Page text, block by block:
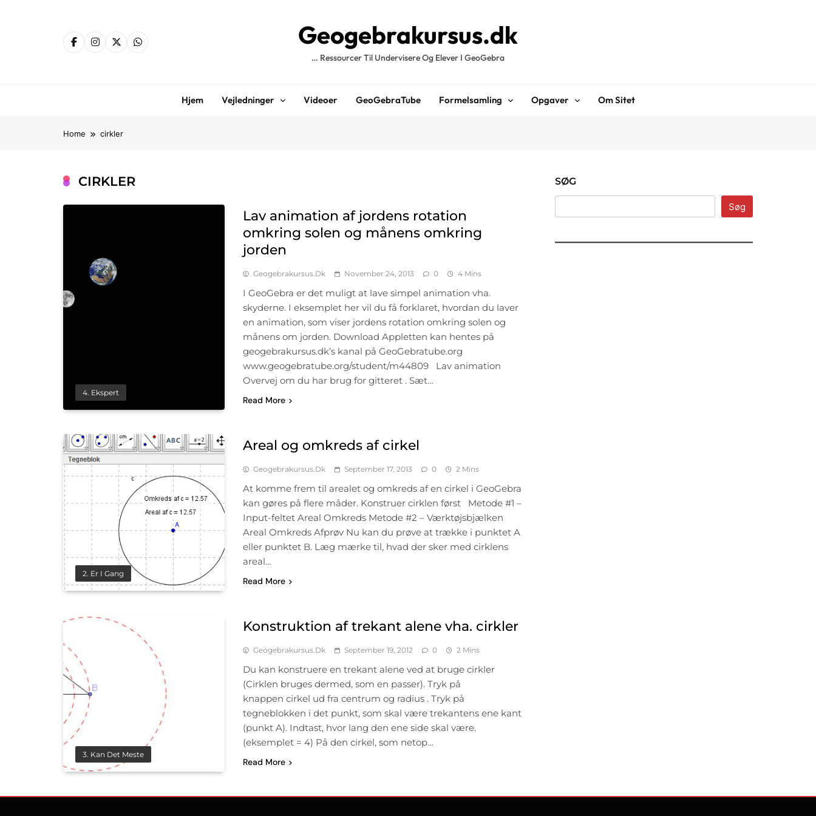
Geogebrakursus.dk
… Ressourcer Til Undervisere Og Elever I GeoGebra
Hjem Vejledninger Videoer GeoGebraTube Formelsamling Opgaver Om Sitet
Home cirkler
CIRKLER
4. Ekspert
Lav animation af jordens rotation
omkring solen og månens omkring
jorden
Geogebrakursus.dk November 24, 2013 0 4 Mins
I GeoGebra er det muligt at lave simpel animation vha.
skyderne. I eksemplet her vil du få forklaret, hvordan du laver
en animation, som viser jordens rotation omkring solen og
månens om jorden. Download Appletten kan hentes på
geogebrakursus.dk’s kanal på GeoGebratube.org
www.geogebratube.org/student/m44809 Lav animation
Overvej om du har brug for gitteret . Sæt…
Read More
2. Er I Gang
Areal og omkreds af cirkel
Geogebrakursus.dk September 17, 2013 0 2 Mins
At komme frem til arealet og omkreds af en cirkel i GeoGebra
kan gøres på flere måder. Konstruer cirklen først Metode #1 –
Input-feltet Areal Omkreds Metode #2 – Værktøjsbjælken
Areal Omkreds Afprøv Nu kan du prøve at trække i punktet A
eller punktet B. Læg mærke til, hvad der sker med cirklens
areal…
Read More
3. Kan Det Meste
Konstruktion af trekant alene vha. cirkler
Geogebrakursus.dk September 19, 2012 0 2 Mins
Du kan konstruere en trekant alene ved at bruge cirkler
(Cirklen bruges dermed, som en passer). Tryk på
knappen cirkel ud fra centrum og radius . Tryk på
tegneblokken i det punkt, som skal være trekantens ene kant
(punkt A). Indtast, hvor lang den ene side skal være.
(eksemplet = 4) På den cirkel, som netop…
Read More
SØG
Søg